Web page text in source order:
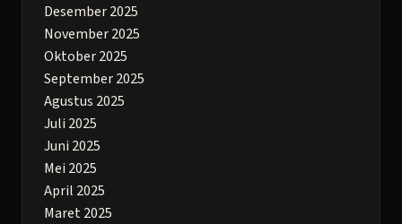
Desember 2025
November 2025
Oktober 2025
September 2025
Agustus 2025
Juli 2025
Juni 2025
Mei 2025
April 2025
Maret 2025